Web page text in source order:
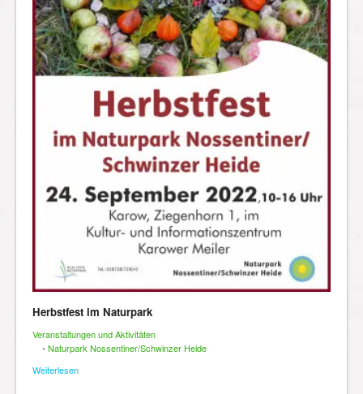
Herbstfest im Naturpark
Veranstaltungen und Aktivitäten
• Naturpark Nossentiner/Schwinzer Heide
Weiterlesen